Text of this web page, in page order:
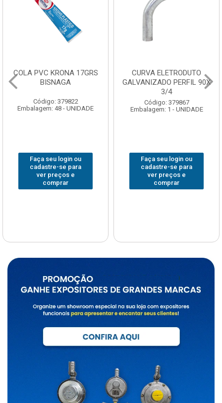
COLA PVC KRONA 17GRS
BISNAGA
Código: 379822
Embalagem: 48 - UNIDADE
Faça seu login ou
cadastre-se para
ver preços e
comprar
CURVA ELETRODUTO
GALVANIZADO PERFIL 90X
3/4
Código: 379867
Embalagem: 1 - UNIDADE
Faça seu login ou
cadastre-se para
ver preços e
comprar